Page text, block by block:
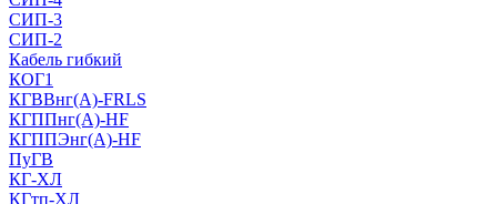
СИП-3
СИП-2
Кабель гибкий
КОГ1
КГВВнг(А)-FRLS
КГППнг(A)-HF
КГППЭнг(A)-HF
ПуГВ
КГ-ХЛ
КГтп-ХЛ